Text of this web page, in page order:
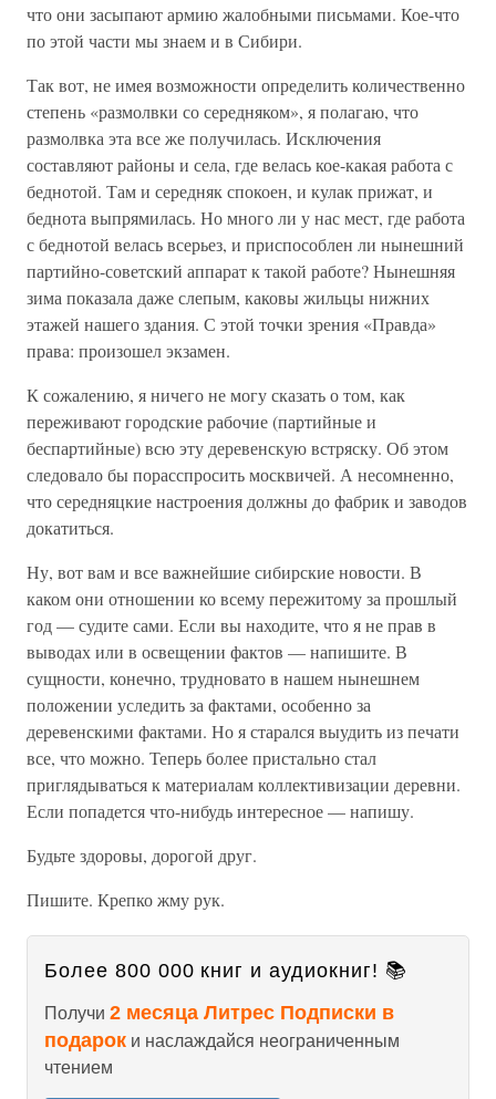
что они засыпают армию жалобными письмами. Кое-что
по этой части мы знаем и в Сибири.
Так вот, не имея возможности определить количественно
степень «размолвки со середняком», я полагаю, что
размолвка эта все же получилась. Исключения
составляют районы и села, где велась кое-какая работа с
беднотой. Там и середняк спокоен, и кулак прижат, и
беднота выпрямилась. Но много ли у нас мест, где работа
с беднотой велась всерьез, и приспособлен ли нынешний
партийно-советский аппарат к такой работе? Нынешняя
зима показала даже слепым, каковы жильцы нижних
этажей нашего здания. С этой точки зрения «Правда»
права: произошел экзамен.
К сожалению, я ничего не могу сказать о том, как
переживают городские рабочие (партийные и
беспартийные) всю эту деревенскую встряску. Об этом
следовало бы порасспросить москвичей. А несомненно,
что середняцкие настроения должны до фабрик и заводов
докатиться.
Ну, вот вам и все важнейшие сибирские новости. В
каком они отношении ко всему пережитому за прошлый
год — судите сами. Если вы находите, что я не прав в
выводах или в освещении фактов — напишите. В
сущности, конечно, трудновато в нашем нынешнем
положении уследить за фактами, особенно за
деревенскими фактами. Но я старался выудить из печати
все, что можно. Теперь более пристально стал
приглядываться к материалам коллективизации деревни.
Если попадется что-нибудь интересное — напишу.
Будьте здоровы, дорогой друг.
Пишите. Крепко жму рук.
Более 800 000 книг и аудиокниг! 📚
Получи 2 месяца Литрес Подписки в
подарок и наслаждайся неограниченным
чтением